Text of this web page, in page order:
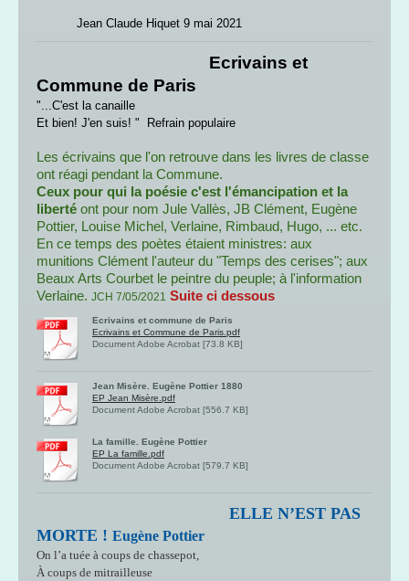
Jean Claude Hiquet 9 mai 2021
Ecrivains et
Commune de Paris
"...C'est la canaille
Et bien! J'en suis! " Refrain populaire
Les écrivains que l'on retrouve dans les livres de classe
ont réagi pendant la Commune.
Ceux pour qui la poésie c'est l'émancipation et la
liberté ont pour nom Jule Vallès, JB Clément, Eugène
Pottier, Louise Michel, Verlaine, Rimbaud, Hugo, ... etc.
En ce temps des poètes étaient ministres: aux
munitions Clément l'auteur du "Temps des cerises"; aux
Beaux Arts Courbet le peintre du peuple; à l'information
Verlaine. JCH 7/05/2021 Suite ci dessous
Ecrivains et commune de Paris
Ecrivains et Commune de Paris.pdf
Document Adobe Acrobat [73.8 KB]
Jean Misère. Eugène Pottier 1880
EP Jean Misère.pdf
Document Adobe Acrobat [556.7 KB]
La famille. Eugène Pottier
EP La famille.pdf
Document Adobe Acrobat [579.7 KB]
ELLE N’EST PAS
MORTE ! Eugène Pottier
On l’a tuée à coups de chassepot,
À coups de mitrailleuse